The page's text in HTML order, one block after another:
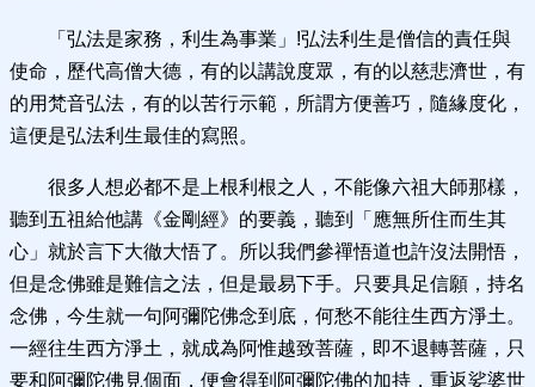
「弘法是家務，利生為事業」!弘法利生是僧信的責任與
使命，歷代高僧大德，有的以講說度眾，有的以慈悲濟世，有
的用梵音弘法，有的以苦行示範，所謂方便善巧，隨緣度化，
這便是弘法利生最佳的寫照。
很多人想必都不是上根利根之人，不能像六祖大師那樣，
聽到五祖給他講《金剛經》的要義，聽到「應無所住而生其
心」就於言下大徹大悟了。所以我們參禪悟道也許沒法開悟，
但是念佛雖是難信之法，但是最易下手。只要具足信願，持名
念佛，今生就一句阿彌陀佛念到底，何愁不能往生西方淨土。
一經往生西方淨土，就成為阿惟越致菩薩，即不退轉菩薩，只
要和阿彌陀佛見個面，便會得到阿彌陀佛的加持，重返娑婆世